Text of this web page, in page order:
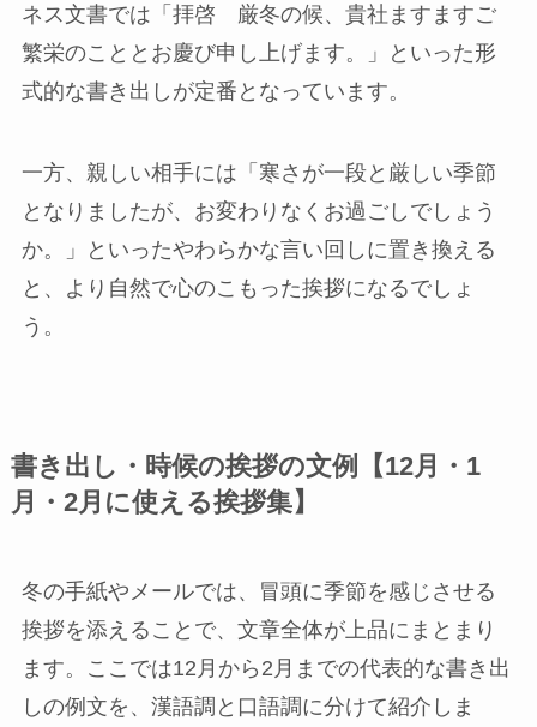
ネス文書では「拝啓 厳冬の候、貴社ますますご
繁栄のこととお慶び申し上げます。」といった形
式的な書き出しが定番となっています。
一方、親しい相手には「寒さが一段と厳しい季節
となりましたが、お変わりなくお過ごしでしょう
か。」といったやわらかな言い回しに置き換える
と、より自然で心のこもった挨拶になるでしょ
う。
書き出し・時候の挨拶の文例【12月・1
月・2月に使える挨拶集】
冬の手紙やメールでは、冒頭に季節を感じさせる
挨拶を添えることで、文章全体が上品にまとまり
ます。ここでは12月から2月までの代表的な書き出
しの例文を、漢語調と口語調に分けて紹介しま